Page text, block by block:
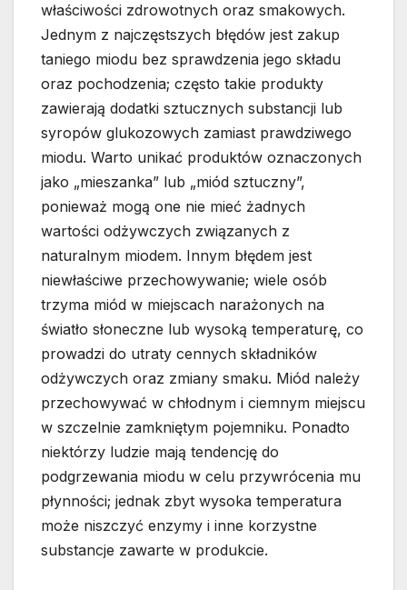
właściwości zdrowotnych oraz smakowych.
Jednym z najczęstszych błędów jest zakup
taniego miodu bez sprawdzenia jego składu
oraz pochodzenia; często takie produkty
zawierają dodatki sztucznych substancji lub
syropów glukozowych zamiast prawdziwego
miodu. Warto unikać produktów oznaczonych
jako „mieszanka” lub „miód sztuczny”,
ponieważ mogą one nie mieć żadnych
wartości odżywczych związanych z
naturalnym miodem. Innym błędem jest
niewłaściwe przechowywanie; wiele osób
trzyma miód w miejscach narażonych na
światło słoneczne lub wysoką temperaturę, co
prowadzi do utraty cennych składników
odżywczych oraz zmiany smaku. Miód należy
przechowywać w chłodnym i ciemnym miejscu
w szczelnie zamkniętym pojemniku. Ponadto
niektórzy ludzie mają tendencję do
podgrzewania miodu w celu przywrócenia mu
płynności; jednak zbyt wysoka temperatura
może niszczyć enzymy i inne korzystne
substancje zawarte w produkcie.